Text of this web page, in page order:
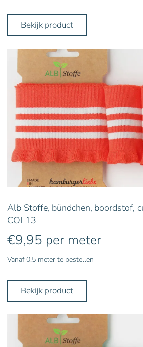
Bekijk product
Alb Stoffe, bündchen, boordstof,
COL13
€9,95 per meter
Vanaf 0,5 meter te bestellen
Bekijk product